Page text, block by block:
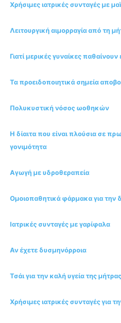
Χρήσιμες ιατρικές συνταγές με
Λειτουργική αιμορραγία από τη
Γιατί μερικές γυναίκες
Τα προειδοποιητικά σημεία
Πολυκυστική νόσος ωοθηκών
Η δίαιτα που είναι πλούσια σε
γονιμότητα
Αγωγή με υδροθεραπεία
Ομοιοπαθητικά φάρμακα για την
Ιατρικές συνταγές με γαρίφαλα
Αν έχετε δυσμηνόρροια
Τσάι για την καλή υγεία της μήτρας
Χρήσιμες ιατρικές συνταγές για